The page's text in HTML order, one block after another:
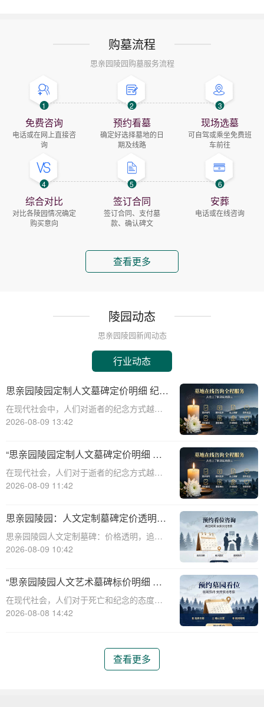
购墓流程
思亲园陵园购墓服务流程
1
免费咨询
电话或在网上直接咨
询
2
预约看墓
确定好选择墓地的日
期及线路
3
现场选墓
可自驾或乘坐免费班
车前往
4
综合对比
对比各陵园情况确定
购买意向
5
签订合同
签订合同、支付墓
款、确认碑文
6
安葬
电话或在线咨询
查看更多
陵园动态
思亲园陵园新闻动态
行业动态
思亲园陵园定制人文墓碑定价明细 纪念
空间免费开放使用详解
在现代社会中，人们对逝者的纪念方式越来
越注重人文关怀和精神寄托。思亲园陵园作
了一系列定制化的人文墓碑服务。本文将详
细介绍思亲园陵园定制人文墓碑的定价明
细，以及纪念
2026-08-09 13:42
“思亲园陵园定制人文墓碑定价明细 纪
念空间免费开放使用”
在现代社会，人们对于逝者的纪念方式越来
越多样化，个性化、定制化的需求也逐渐增
供商，致力于为家属提供高品质、个性化的
服务，其中包括定制人文墓碑和纪念空间免
费开放使用
2026-08-09 11:42
思亲园陵园：人文定制墓碑定价透明，
购墓即享追思仪式与专属福利
思亲园陵园人文定制墓碑：价格透明，追思
仪式购墓即赠专属福利详解☎ 思亲园陵园电
规律。当亲人离去，我们心中留下的是无尽
的思念与缅怀。为了更好地纪念和
2026-08-09 10:42
“思亲园陵园人文艺术墓碑标价明细 感
恩季购墓专属补贴”
在现代社会，人们对于死亡和纪念的态度逐
渐变得更加人文和个性化。思亲园陵园作为
了一系列人文艺术墓碑，以满足不同家庭对
2026-08-08 14:42
查看更多